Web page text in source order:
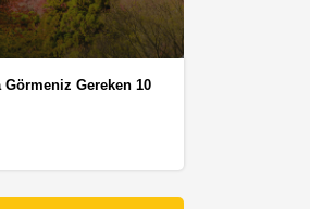
Görmeniz Gereken 10